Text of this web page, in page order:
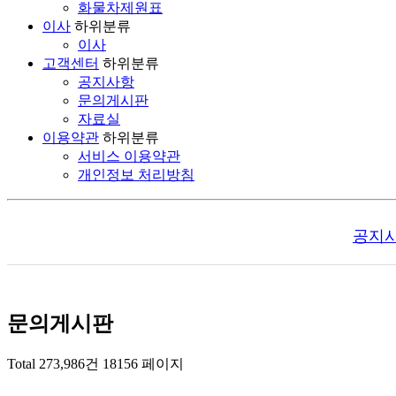
화물차제원표
이사 하위분류
이사
고객센터 하위분류
공지사항
문의게시판
자료실
이용약관 하위분류
서비스 이용약관
개인정보 처리방침
공지
문의게시판
Total 273,986건 18156 페이지